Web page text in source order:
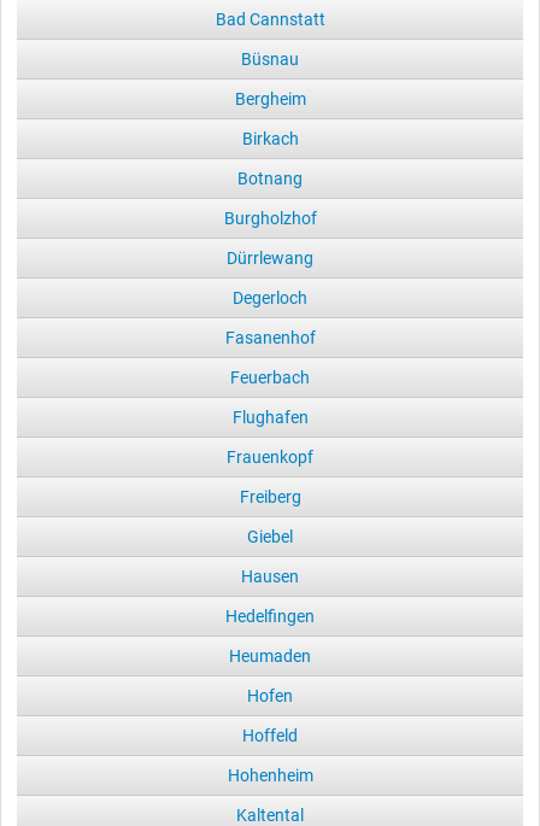
Bad Cannstatt
Büsnau
Bergheim
Birkach
Botnang
Burgholzhof
Dürrlewang
Degerloch
Fasanenhof
Feuerbach
Flughafen
Frauenkopf
Freiberg
Giebel
Hausen
Hedelfingen
Heumaden
Hofen
Hoffeld
Hohenheim
Kaltental